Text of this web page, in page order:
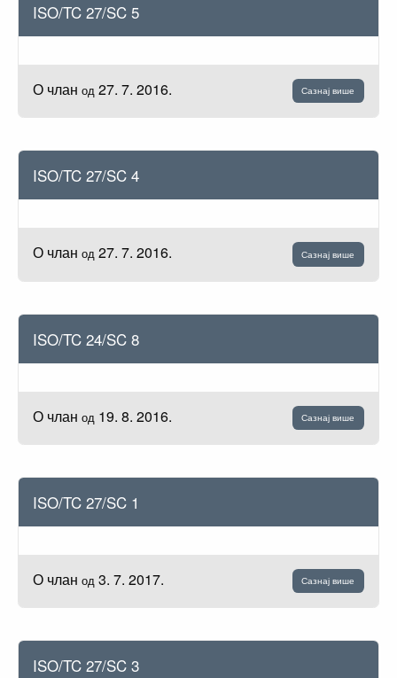
ISO/TC 27/SC 5
О члан од 27. 7. 2016. Сазнај више
ISO/TC 27/SC 4
О члан од 27. 7. 2016. Сазнај више
ISO/TC 24/SC 8
О члан од 19. 8. 2016. Сазнај више
ISO/TC 27/SC 1
О члан од 3. 7. 2017. Сазнај више
ISO/TC 27/SC 3